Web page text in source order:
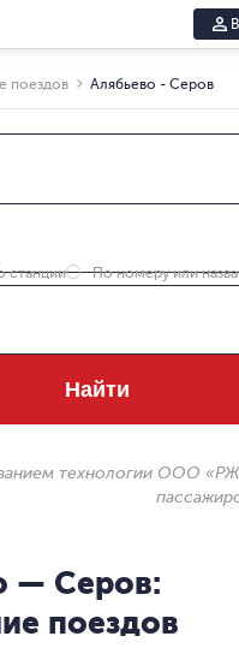
поездов Алябьево - Серов
станции
По номеру или
Найти
технологии ООО
— Серов:
поездов